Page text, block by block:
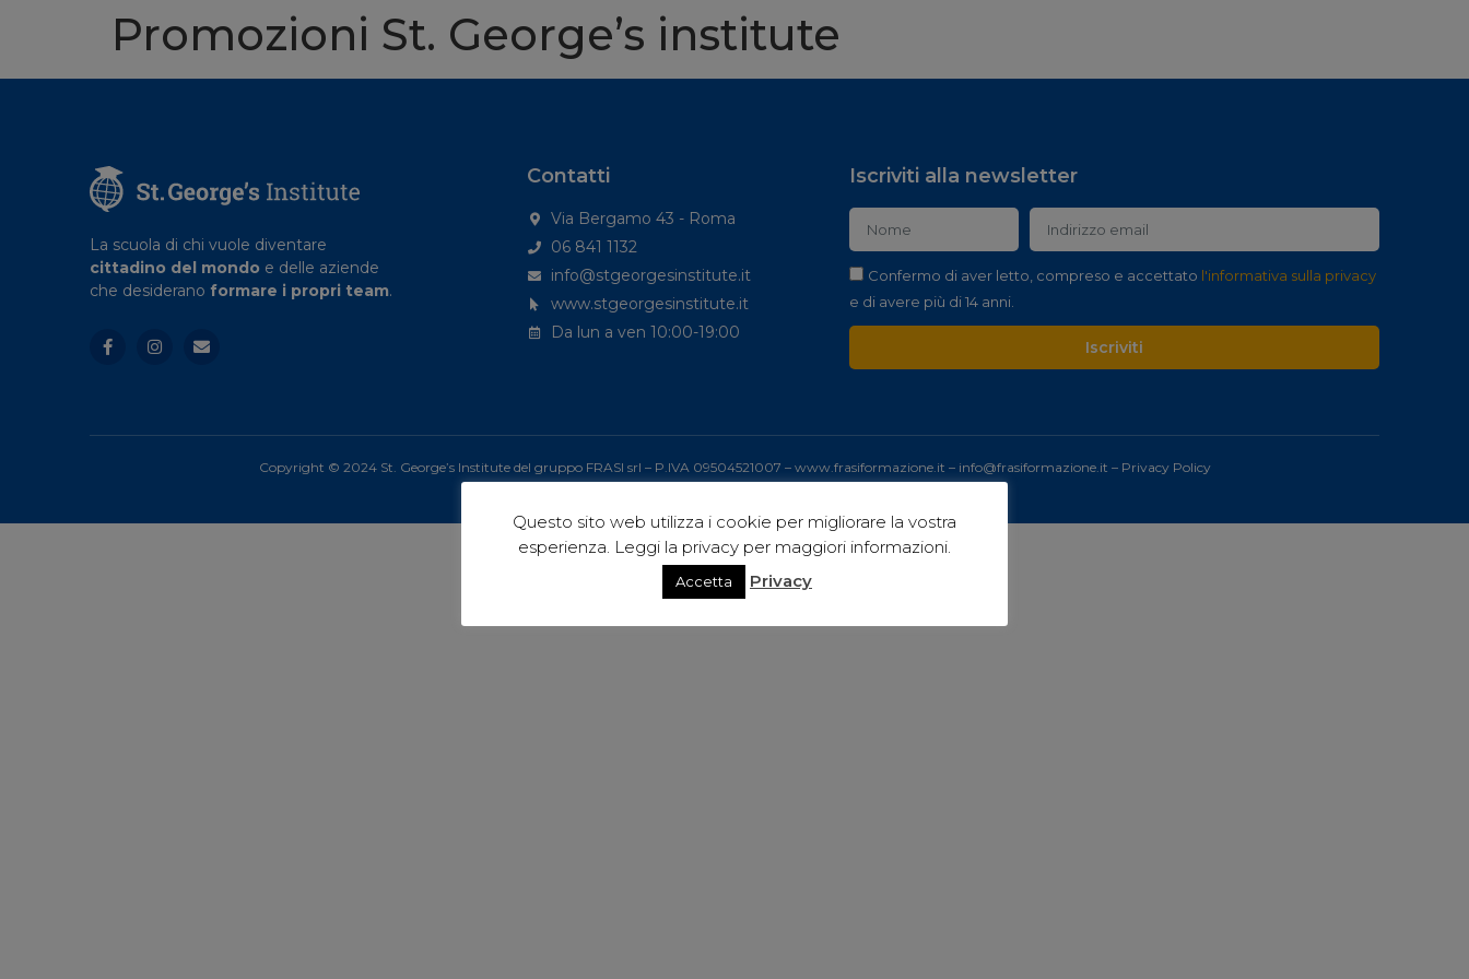
Promozioni St. George’s institute
La scuola di chi vuole diventare
cittadino del mondo e delle aziende
che desiderano formare i propri team.
Contatti
Via Bergamo 43 - Roma
06 841 1132
info@stgeorgesinstitute.it
www.stgeorgesinstitute.it
Da lun a ven 10:00-19:00
Iscriviti alla newsletter
Confermo di aver letto, compreso e accettato l'informativa sulla privacy
e di avere più di 14 anni.
Iscriviti
Copyright © 2024 St. George’s Institute del gruppo FRASI srl – P.IVA 09504521007 – www.frasiformazione.it – info@frasiformazione.it – Privacy Policy
Sito web realizzato con passione daDigital flow
Questo sito web utilizza i cookie per migliorare la vostra
esperienza. Leggi la privacy per maggiori informazioni.
Accetta Privacy